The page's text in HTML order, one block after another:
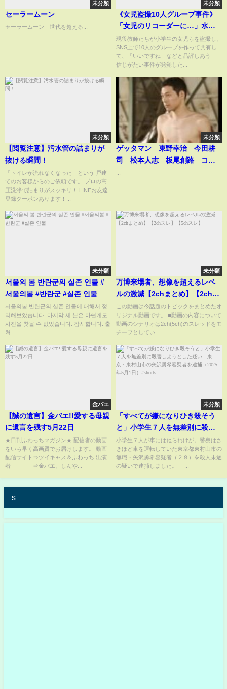
未分類
セーラームーン
セーラームーン 世代を超える...
未分類
《女児盗撮10人グループ事件》
「女児のリコーダーに…」水藤
翔太被告（34）の父親も教師だ
った！中学校長、教育委員会の
課長を歴任
現役教師たちが小学生の女児らを盗撮し、
SNS上で10人のグループを作って共有し
て、「いいですね」などと品評しあう――
信じがたい事件が発覚した...
未分類
【閲覧注意】汚水管の詰まりが
抜ける瞬間！
「トイレが流れなくなった」という 戸建
てのお客様からのご依頼です。 プロの高
圧洗浄で詰まりがスッキリ！ LINEお友達
登録クーポンあります！...
未分類
ゲッタマン 東野幸治 今田耕
司 松本人志 板尾創路 ココ
未分類
서울의 봄 반란군의 실존 인물 #
서울의봄 #반란군 #실존 인물
서울의봄 반란군의 실존 인물에 대해서 정
리해보았습니다. 마지막 세 분은 아쉽게도
사진을 찾을 수 없었습니다. 감사합니다. 출
처...
未分類
万博来場者、想像を超えるレベ
ルの激減【2chまとめ】【2chス
レ】【5chスレ】
この動画は今話題のトピックをまとめたオ
リジナル動画です。 ■動画の内容について
動画のシナリオは2ch(5ch)のスレッドをモ
チーフとしてい...
金バエ
【誠の遺言】金バエ!!愛する母親
に遺言を残す5月22日
★日刊ふわっちマガジン★ 配信者の動画
をいち早く高画質でお届けします。 動画
配信サイト⇒ツイキャス＆ふわっち 出演
者 ⇒金バエ、しんや...
未分類
「すべてが嫌になりひき殺そう
と」小学生７人を無差別に殺害
しようとした疑い 東京・東村
山市の矢沢勇希容疑者を逮捕
（2025年5月1日）#shorts
小学生７人が車にはねられけが。警察はさ
きほど車を運転していた東京都東村山市の
無職・矢沢勇希容疑者（２８）を殺人未遂
の疑いで逮捕しました。 ...
s